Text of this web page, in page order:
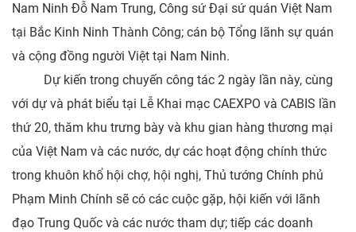
Nam Ninh Đỗ Nam Trung, Công sứ Đại sứ quán Việt Nam
tại Bắc Kinh Ninh Thành Công; cán bộ Tổng lãnh sự quán
và cộng đồng người Việt tại Nam Ninh.
Dự kiến trong chuyến công tác 2 ngày lần này, cùng
với dự và phát biểu tại Lễ Khai mạc CAEXPO và CABIS lần
thứ 20, thăm khu trưng bày và khu gian hàng thương mại
của Việt Nam và các nước, dự các hoạt động chính thức
trong khuôn khổ hội chợ, hội nghị, Thủ tướng Chính phủ
Phạm Minh Chính sẽ có các cuộc gặp, hội kiến với lãnh
đạo Trung Quốc và các nước tham dự; tiếp các doanh